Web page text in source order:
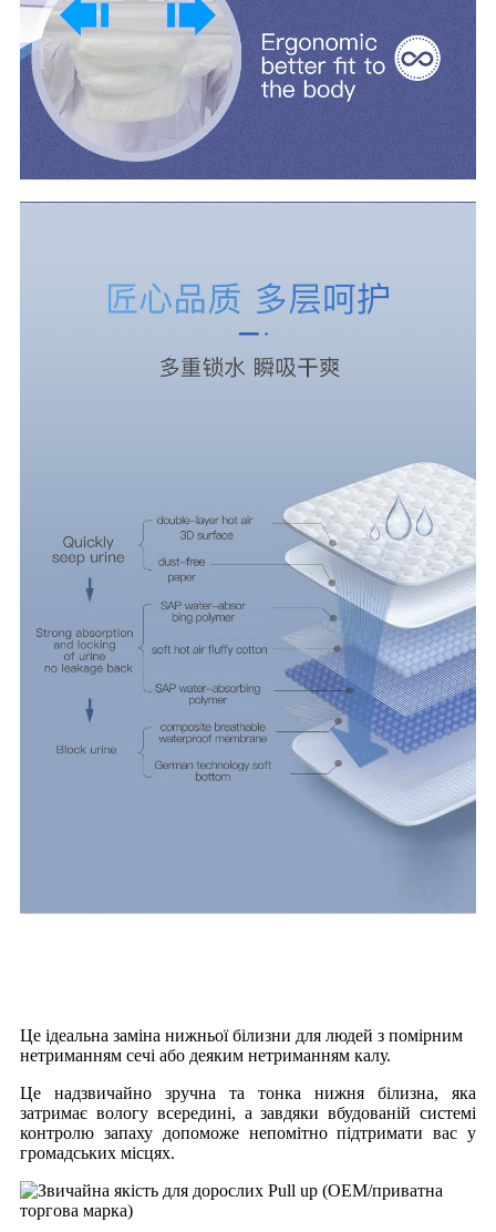
Це ідеальна заміна нижньої білизни для людей з помірним
нетриманням сечі або деяким нетриманням калу.
Це надзвичайно зручна та тонка нижня білизна, яка
затримає вологу всередині, а завдяки вбудованій системі
контролю запаху допоможе непомітно підтримати вас у
громадських місцях.